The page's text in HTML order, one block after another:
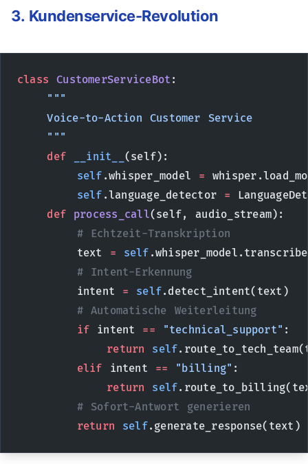
3. Kundenservice-Revolution
class CustomerServiceBot :
    """
    Voice-to-Action Customer Service
    """
    def
__init__ (self):
        self
.whisper_model =
        self
.language_detector =
    def
process_call(self, audio_stream):
        # Echtzeit-Transkription
        text
= self
        # Intent-Erkennung
        intent
= self.detect_intent(text)
        # Automatische Weiterleitung
        if
intent == "technical_support" :
            return
self
        elif
intent == "billing" :
            return
self
        # Sofort-Antwort generieren
        return
self.generate_response(text)